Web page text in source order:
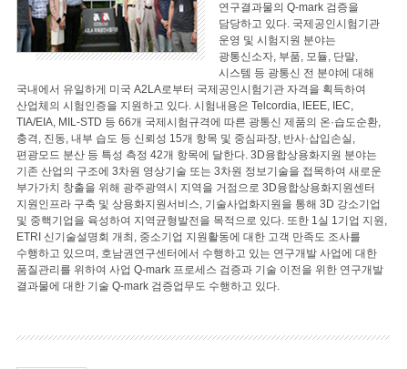
연구결과물의 Q-mark 검증을
담당하고 있다. 국제공인시험기관
운영 및 시험지원 분야는
광통신소자, 부품, 모듈, 단말,
시스템 등 광통신 전 분야에 대해
국내에서 유일하게 미국 A2LA로부터 국제공인시험기관 자격을 획득하여
산업체의 시험인증을 지원하고 있다. 시험내용은 Telcordia, IEEE, IEC,
TIA/EIA, MIL-STD 등 66개 국제시험규격에 따른 광통신 제품의 온·습도순환,
충격, 진동, 내부 습도 등 신뢰성 15개 항목 및 중심파장, 반사·삽입손실,
편광모드 분산 등 특성 측정 42개 항목에 달한다. 3D융합상용화지원 분야는
기존 산업의 구조에 3차원 영상기술 또는 3차원 정보기술을 접목하여 새로운
부가가치 창출을 위해 광주광역시 지역을 거점으로 3D융합상용화지원센터
지원인프라 구축 및 상용화지원서비스, 기술사업화지원을 통해 3D 강소기업
및 중핵기업을 육성하여 지역균형발전을 목적으로 있다. 또한 1실 1기업 지원,
ETRI 신기술설명회 개최, 중소기업 지원활동에 대한 고객 만족도 조사를
수행하고 있으며, 호남권연구센터에서 수행하고 있는 연구개발 사업에 대한
품질관리를 위하여 사업 Q-mark 프로세스 검증과 기술 이전을 위한 연구개발
결과물에 대한 기술 Q-mark 검증업무도 수행하고 있다.